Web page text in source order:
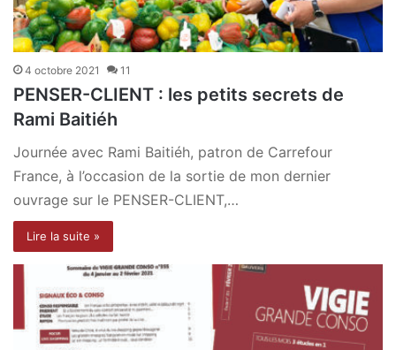
4 octobre 2021 11
PENSER-CLIENT : les petits secrets de
Rami Baitiéh
Journée avec Rami Baitiéh, patron de Carrefour
France, à l’occasion de la sortie de mon dernier
ouvrage sur le PENSER-CLIENT,…
Lire la suite »